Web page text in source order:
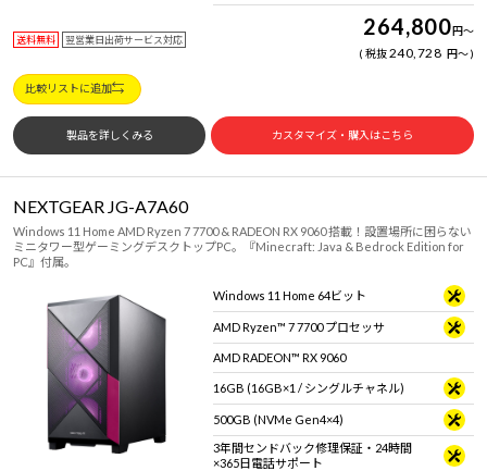
送料無料 翌営業日出荷サービス対応 264,800円～
税抜240,728 円～
比較リストに追加
製品を詳しくみる カスタマイズ・購入はこちら
NEXTGEAR JG-A7A60
Windows 11 Home AMD Ryzen 7 7700 & RADEON RX 9060 搭載！設置場所に困らない
ミニタワー型ゲーミングデスクトップPC。『Minecraft: Java & Bedrock Edition for
PC』付属。
Windows 11 Home 64ビット
AMD Ryzen™ 7 7700 プロセッサ
AMD RADEON™ RX 9060
16GB (16GB×1 / シングルチャネル)
500GB (NVMe Gen4×4)
3年間センドバック修理保証・24時間
×365日電話サポート